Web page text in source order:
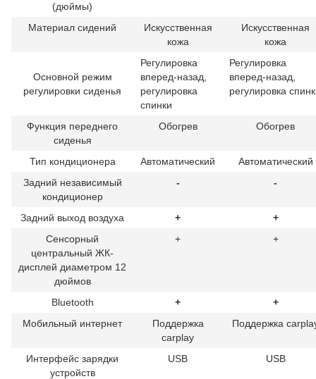
(дюймы)
Материал сидений
Искусственная
кожа
Искусственная
кожа
Основной режим
регулировки сиденья
Регулировка
вперед-назад,
регулировка
спинки
Регулировка
вперед-назад,
регулировка
Функция переднего
сиденья
Обогрев Обогрев
Тип кондиционера Автоматический
Автоматический
Задний независимый
кондиционер
- -
Задний выход воздуха +
+
Сенсорный
центральный ЖК-
дисплей диаметром 12
дюймов
+ +
Bluetooth +
+
Мобильный интернет
Поддержка
carplay
Поддержка
Интерфейс зарядки
устройств
USB USB